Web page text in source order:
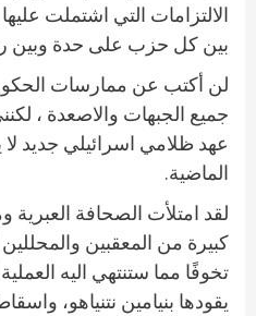
الالتزامات التي اشتملت عليها
بين كل حزب على حدة وبين
لن أكتب عن ممارسات
جميع الجبهات والاصعدة ،
عهد ظلامي اسرائيلي جديد لا
الماضية.
لقد امتلأت الصحافة العبرية
كبيرة من المعقبين
تخوفًا مما ستنتهي اليه
يقودها بنيامين نتنياهو،